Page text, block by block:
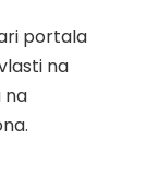
portala
na
na